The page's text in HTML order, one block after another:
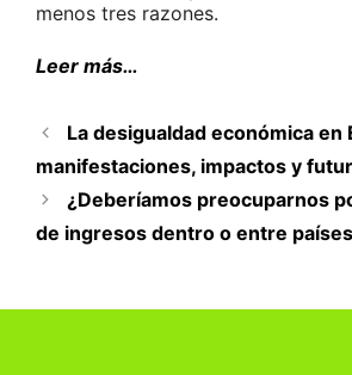
menos tres razones.
Leer más…
La desigualdad económica en
manifestaciones, impactos y
¿Deberíamos preocuparnos
de ingresos dentro o entre